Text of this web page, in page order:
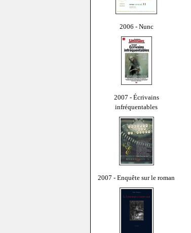
2006 - Nunc
2007 - Écrivains
infréquentables
2007 - Enquête sur le roman